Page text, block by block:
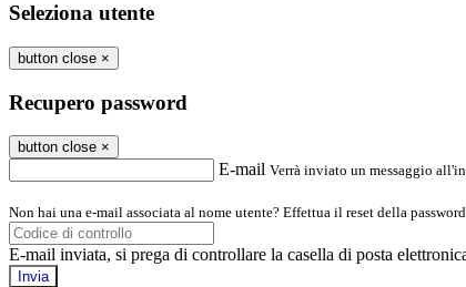
Seleziona utente
button close ×
Recupero password
button close ×
E-mail Verrà inviato un messaggio
Non hai una e-mail associata al nome utente? Effettua il reset della
E-mail inviata, si prega di controllare la casella di posta